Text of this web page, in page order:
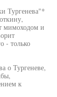
Тургенева"*
мимоходом и
- только
о Тургеневе,
к